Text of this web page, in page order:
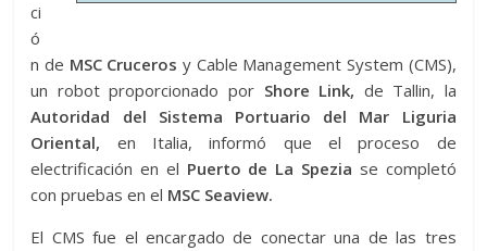
ci
ó
n de MSC Cruceros y Cable Management System (CMS),
un robot proporcionado por Shore Link, de Tallin, la
Autoridad del Sistema Portuario del Mar Liguria
Oriental, en Italia, informó que el proceso de
electrificación en el Puerto de La Spezia se completó
con pruebas en el MSC Seaview.
El CMS fue el encargado de conectar una de las tres